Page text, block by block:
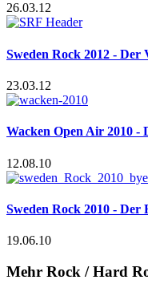
26.03.12
Sweden Rock 2012 - Der
23.03.12
Wacken Open Air 2010 -
12.08.10
Sweden Rock 2010 - Der
19.06.10
Mehr Rock / Hard